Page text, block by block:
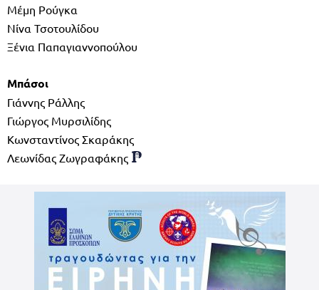
Μέμη Ρούγκα
Νίνα Τσοτουλίδου
Ξένια Παπαγιαννοπούλου
Μπάσοι
Γιάννης Ράλλης
Γιώργος Μυρσιλίδης
Κωνσταντίνος Σκαράκης
Λεωνίδας Ζωγραφάκης